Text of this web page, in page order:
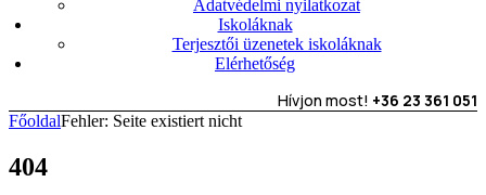
Adatvédelmi nyilatkozat
Iskoláknak
Terjesztői üzenetek iskoláknak
Elérhetőség
Hívjon most! +36 23 361 051
FőoldalFehler: Seite existiert nicht
404